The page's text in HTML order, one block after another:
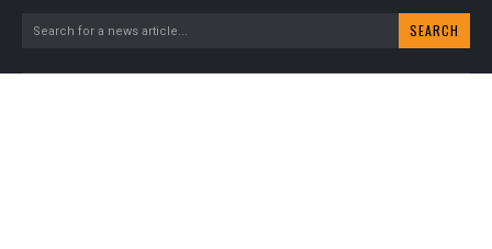
Search for a news article... SEARCH